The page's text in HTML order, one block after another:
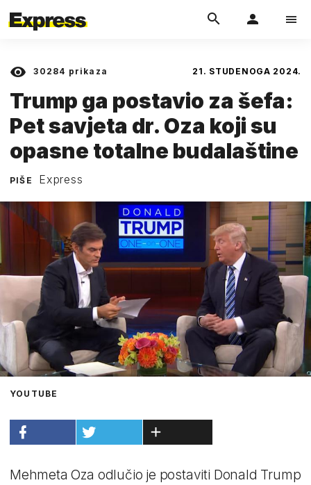
30284 prikaza 21. STUDENOGA 2024.
Trump ga postavio za šefa:
Pet savjeta dr. Oza koji su
opasne totalne budalaštine
PIŠE Express
YOUTUBE
Mehmeta Oza odlučio je postaviti Donald Trump